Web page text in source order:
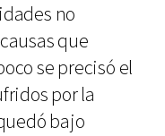
no
que
se precisó el
por la
bajo